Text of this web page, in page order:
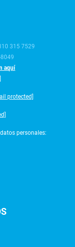
315 7529
aquí
protected]
personales: